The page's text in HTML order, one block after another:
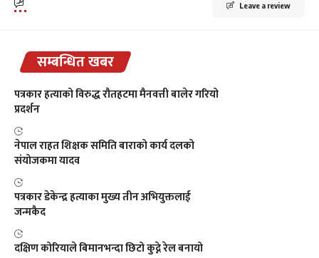
Leave a review
सम्बन्धित खबर
पत्रकार हत्याको विरुद्ध रौतहटमा मैनवत्ती बालेर गरियो
प्रदर्शन
नेपाल राहत शिक्षक समिति बाराको कार्य दलको
संयोजकमा यादव
पत्रकार डेकेन्द्र हत्याका मुख्य तीन अभियुक्तलाई
जन्मकैद
दक्षिण कोरियाले बिमानभन्दा छिटो कुद्ने रेल बनायो